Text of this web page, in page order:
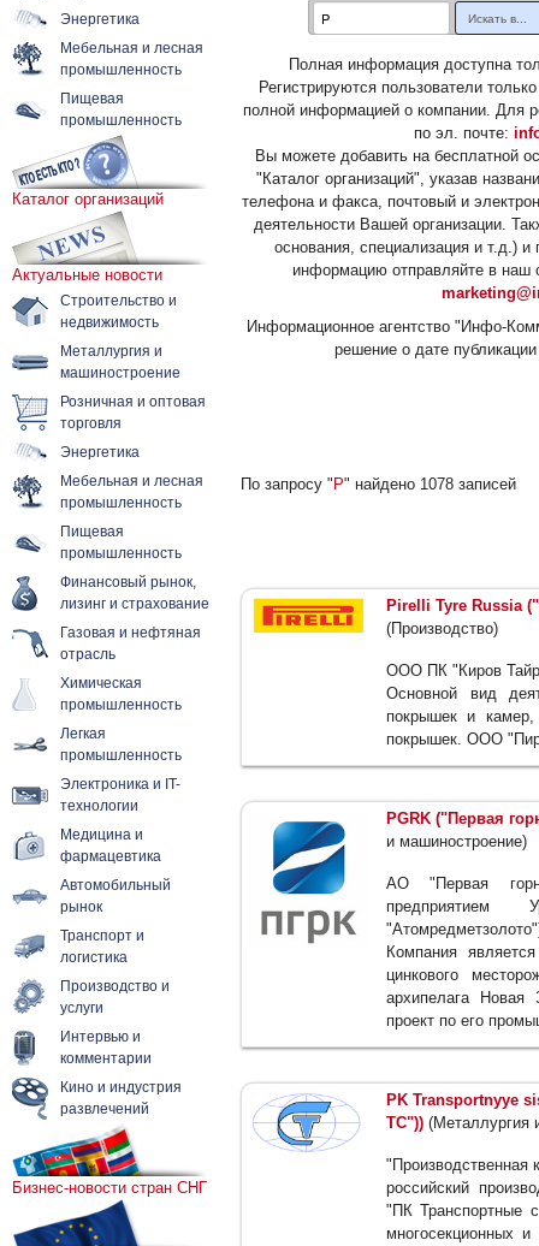
Энергетика
Мебельная и лесная
промышленность
Пищевая
промышленность
Каталог организаций
Актуальные новости
Строительство и
недвижимость
Металлургия и
машиностроение
Розничная и оптовая
торговля
Энергетика
Мебельная и лесная
промышленность
Пищевая
промышленность
Финансовый рынок,
лизинг и страхование
Газовая и нефтяная
отрасль
Химическая
промышленность
Легкая
промышленность
Электроника и IT-
технологии
Медицина и
фармацевтика
Автомобильный
рынок
Транспорт и
логистика
Производство и
услуги
Интервью и
комментарии
Кино и индустрия
развлечений
Бизнес-новости стран СНГ
Полная информация доступна
Регистрируются пользователи
полной информацией о компании. Для
по эл. почте:
Вы можете добавить на бесплатной
"Каталог организаций", указав
телефона и факса, почтовый и
деятельности Вашей организации.
основания, специализация и т.д.)
информацию отправляйте в наш
Информационное агентство "Инфо-
решение о дате
По запросу " P" найдено 1078 записей
Pirelli Tyre Russia
(Производство)
ООО ПК "Киров
Основной вид
покрышек и
покрышек. ООО
PGRK ("Первая
и машиностроение)
АО "Первая
Компания
цинкового
архипелага Новая
проект по его
PK Transportnyye
ТС")) (Металлургия
российский
"ПК Транспортные
многосекционных